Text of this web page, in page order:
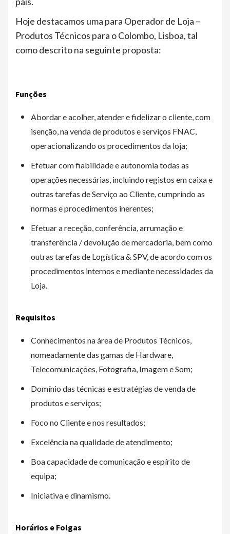
Hoje destacamos uma para Operador de Loja –
Produtos Técnicos para o Colombo, Lisboa, tal
como descrito na seguinte proposta:
Funções
Abordar e acolher, atender e fidelizar o cliente, com
isenção, na venda de produtos e serviços FNAC,
operacionalizando os procedimentos da loja;
Efetuar com fiabilidade e autonomia todas as
operações necessárias, incluindo registos em caixa e
outras tarefas de Serviço ao Cliente, cumprindo as
normas e procedimentos inerentes;
Efetuar a receção, conferência, arrumação e
transferência / devolução de mercadoria, bem como
outras tarefas de Logística & SPV, de acordo com os
procedimentos internos e mediante necessidades da
Loja.
Requisitos
Conhecimentos na área de Produtos Técnicos,
nomeadamente das gamas de Hardware,
Telecomunicações, Fotografia, Imagem e Som;
Domínio das técnicas e estratégias de venda de
produtos e serviços;
Foco no Cliente e nos resultados;
Excelência na qualidade de atendimento;
Boa capacidade de comunicação e espírito de
equipa;
Iniciativa e dinamismo.
Horários e Folgas